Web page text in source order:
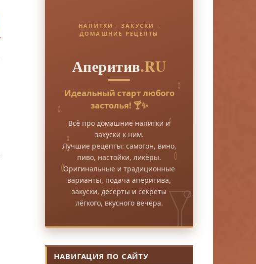
НАПИТКИ · ЗАКУСКИ ·
ДОМАШНИЕ РЕЦЕПТЫ
Аперитив.RU
Идеальный старт любого
застолья! 🍸✨
Всё про домашние напитки и
закуски к ним.
Лучшие рецепты: самогон, вино,
пиво, настойки, ликёры.
Оригинальные и традиционные
варианты, подача аперитива,
закуски, десерты и секреты
лёгкого, вкусного вечера.
НАВИГАЦИЯ ПО САЙТУ